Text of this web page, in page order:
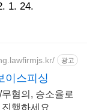
1. 24.
광고
이스피싱
혐의, 승소율로
행하세요